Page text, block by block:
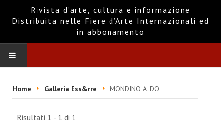
Rivista d’arte, cultura e informazione
Distribuita nelle Fiere d’Arte Internazionali ed
in abbonamento
HOME
Home Galleria Ess&rre MONDINO ALDO
Risultati 1 - 1 di 1